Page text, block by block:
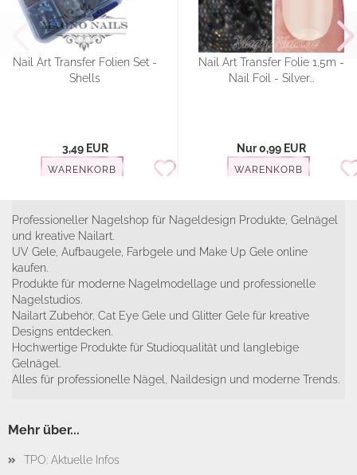
Nail Art Transfer Folien Set -
Shells
3,49 EUR
WARENKORB
Nail Art Transfer Folie 1,5m -
Nail Foil - Silver...
Nur 0,99 EUR
WARENKORB
Professioneller Nagelshop für Nageldesign Produkte, Gelnägel
und kreative Nailart.
UV Gele, Aufbaugele, Farbgele und Make Up Gele online
kaufen.
Produkte für moderne Nagelmodellage und professionelle
Nagelstudios.
Nailart Zubehör, Cat Eye Gele und Glitter Gele für kreative
Designs entdecken.
Hochwertige Produkte für Studioqualität und langlebige
Gelnägel.
Alles für professionelle Nägel, Naildesign und moderne Trends.
Mehr über...
TPO: Aktuelle Infos